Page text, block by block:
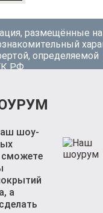
размещённые на
определяемой
РФ.
шоу-
а